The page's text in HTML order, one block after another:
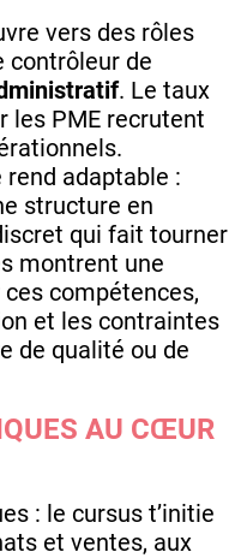
vers des rôles
contrôleur de
. Le taux
les PME recrutent
adaptable :
structure en
qui fait tourner
montrent une
compétences,
et les contraintes
de qualité ou de
AU CŒUR
: le cursus t’initie
et ventes, aux